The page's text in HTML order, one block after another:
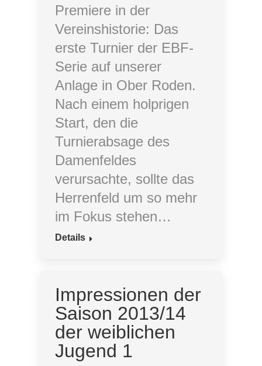
Premiere in der
Vereinshistorie: Das
erste Turnier der EBF-
Serie auf unserer
Anlage in Ober Roden.
Nach einem holprigen
Start, den die
Turnierabsage des
Damenfeldes
verursachte, sollte das
Herrenfeld um so mehr
im Fokus stehen…
Details
Impressionen der
Saison 2013/14
der weiblichen
Jugend 1